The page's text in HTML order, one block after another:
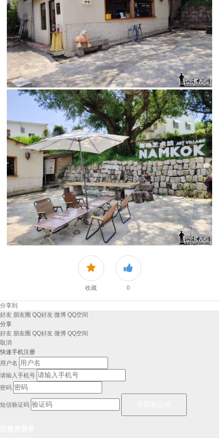
收藏 0
分享到
好友 朋友圈 QQ好友 微博 QQ空间
分享
好友 朋友圈 QQ好友 微博 QQ空间
取消
快速手机注册
用户名
请输入手机号
密码
短信验证码